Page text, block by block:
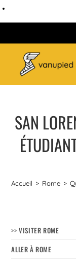
SAN
Accueil > Rome >
>> VISITER ROME
ALLER À ROME